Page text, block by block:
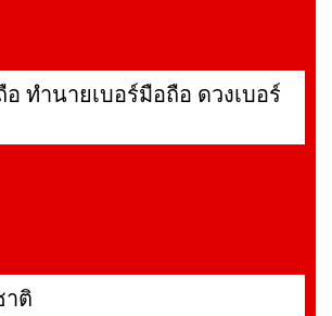
อ ทำนายเบอร์มือถือ ดวงเบอร์
าติ